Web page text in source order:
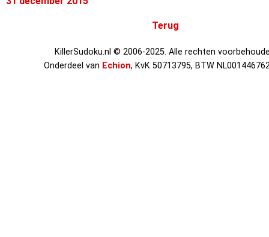
Terug
KillerSudoku.nl © 2006-2025. Alle rechten
Onderdeel van Echion, KvK 50713795, BTW